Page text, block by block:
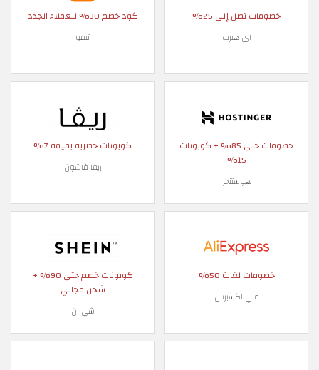
خصومات تصل إلى 25%
اي هيرب
كود خصم 30% للعملاء الجدد
تيمو
خصومات حتى 85% + كوبونات
15%
هوستنجر
كوبونات حصرية بقيمة 7%
ريفا فاشون
خصومات لغاية 50%
علي اكسبرس
كوبونات خصم حتى 90% +
شحن مجاني
شي ان